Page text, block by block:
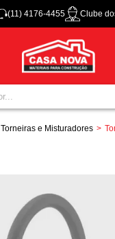
(11) 4176-4455 Clube
Torneiras e Misturadores